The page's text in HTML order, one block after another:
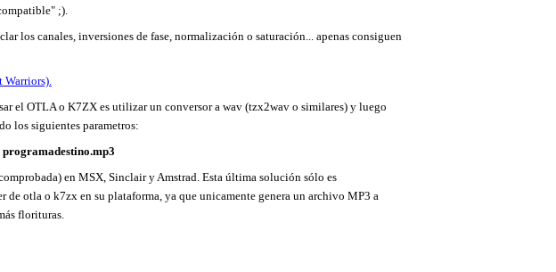
;).
los canales, inversiones de fase, normalización o saturación... apenas consiguen
Warriors).
el OTLA o K7ZX es utilizar un conversor a wav (tzx2wav o similares) y luego
los siguientes parametros:
en MSX, Sinclair y Amstrad. Esta última solución sólo es
de otla o k7zx en su plataforma, ya que unicamente genera un archivo MP3 a
florituras.